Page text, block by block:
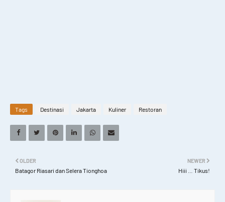
Tags Destinasi Jakarta Kuliner Restoran
NEWER
Hiii … Tikus!
OLDER
Batagor Riasari dan Selera Tionghoa